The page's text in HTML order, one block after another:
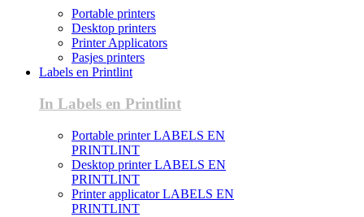
Portable printers
Desktop printers
Printer Applicators
Pasjes printers
Labels en Printlint
In Labels en Printlint
Portable printer LABELS EN
PRINTLINT
Desktop printer LABELS EN
PRINTLINT
Printer applicator LABELS EN
PRINTLINT